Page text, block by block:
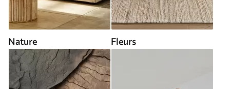
Nature Fleurs